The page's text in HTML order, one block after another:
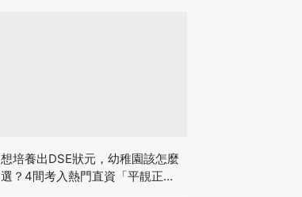
想培養出DSE狀元，幼稚園該怎麼
選？4間考入熱門直資「平靚正」